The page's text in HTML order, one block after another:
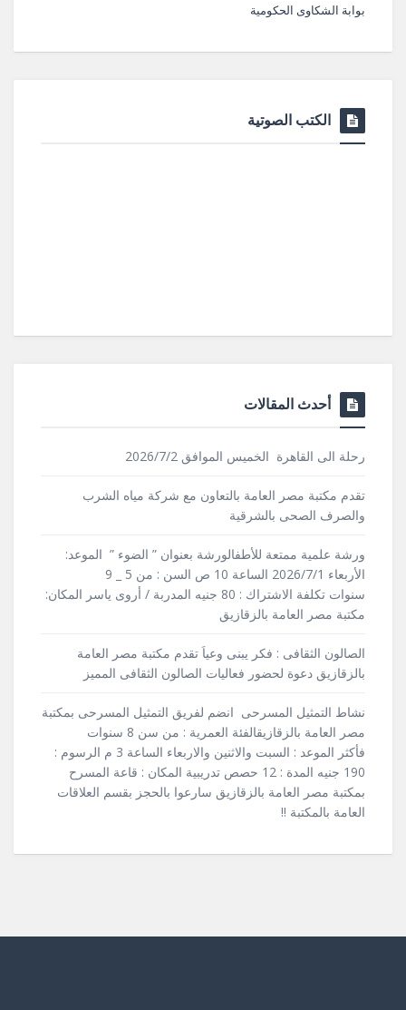
بوابة الشكاوى الحكومية
الكتب الصوتية
أحدث المقالات
رحلة الى القاهرة الخميس الموافق 2026/7/2
تقدم مكتبة مصر العامة بالتعاون مع شركة مياه الشرب
والصرف الصحى بالشرقية
ورشة علمية ممتعة للأطفالورشة بعنوان ” الضوء ” الموعد:
الأربعاء 2026/7/1 الساعة 10 ص السن : من 5 _ 9
سنوات تكلفة الاشتراك : 80 جنيه المدربة / أروى ياسر المكان:
مكتبة مصر العامة بالزقازيق
الصالون الثقافى : فكر يبنى وعياَ تقدم مكتبة مصر العامة
بالزقازيق دعوة لحضور فعاليات الصالون الثقافى المميز
نشاط التمثيل المسرحى انضم لفريق التمثيل المسرحى بمكتبة
مصر العامة بالزقازيقالفئة العمرية : من سن 8 سنوات
فأكثر الموعد : السبت والاثنين والاربعاء الساعة 3 م الرسوم :
190 جنيه المدة : 12 حصص تدريبية المكان : قاعة المسرح
بمكتبة مصر العامة بالزقازيق سارعوا بالحجز بقسم العلاقات
العامة بالمكتبة !!